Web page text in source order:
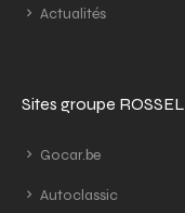
Actualités
Sites groupe ROSSEL
Gocar.be
Autoclassic